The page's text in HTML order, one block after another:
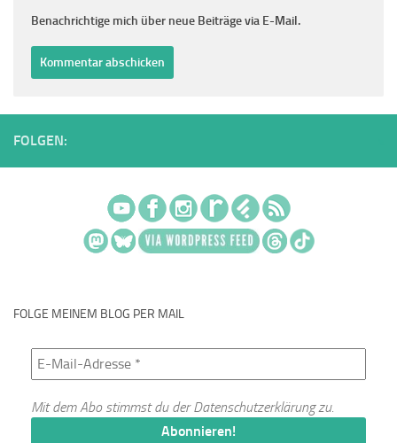
Benachrichtige mich über neue Beiträge via E-Mail.
FOLGEN:
FOLGE MEINEM BLOG PER MAIL
Mit dem Abo stimmst du derDatenschutzerklärungzu.